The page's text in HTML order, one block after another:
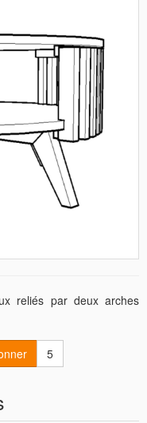
reliés par deux arches
5